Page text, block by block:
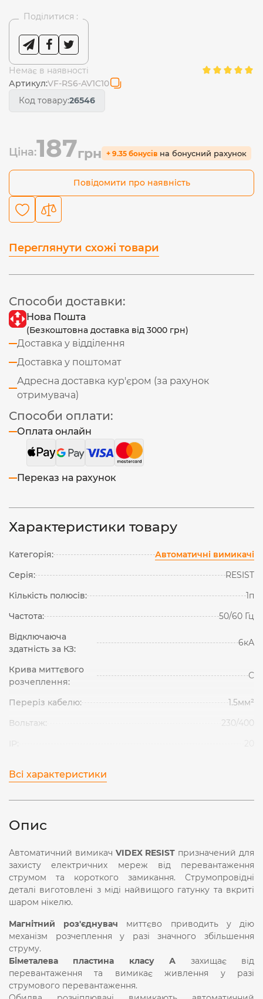
Поділитися :
Немає в наявності
Артикул:VF-RS6-AV1C10
Код товару:26546
Ціна:187грн + 9.35 бонусів на бонусний рахунок
Повідомити про наявність
Переглянути схожі товари
Способи доставки:
Нова Пошта
(Безкоштовна доставка від 3000 грн)
Доставка у відділення
Доставка у поштомат
Адресна доставка кур'єром (за рахунок
отримувача)
Способи оплати:
Оплата онлайн
Переказ на рахунок
Характеристики товару
Категорія:
Автоматичні вимикачі
Серія:
RESIST
Кількість полюсів:
1п
Частота:
50/60 Гц
Відключаюча
здатність за КЗ:
6кА
Крива миттєвого
розчеплення:
С
Переріз кабелю:
1.5мм²
Вольтаж:
230/400
Всі характеристики
Опис
Автоматичний вимикач VIDEX RESIST призначений для
захисту електричних мереж від перевантаження
струмом та короткого замикання. Струмопровідні
деталі виготовлені з міді найвищого гатунку та вкриті
шаром нікелю.
Магнітний роз'єднувач миттєво приводить у дію
механізм розчеплення у разі значного збільшення
струму.
Біметалева пластина класу А захищає від
перевантаження та вимикає живлення у разі
струмового перевантаження.